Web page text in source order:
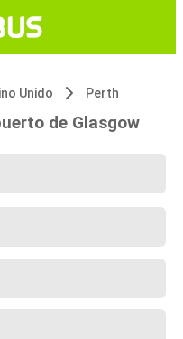
Unido Perth
de Glasgow